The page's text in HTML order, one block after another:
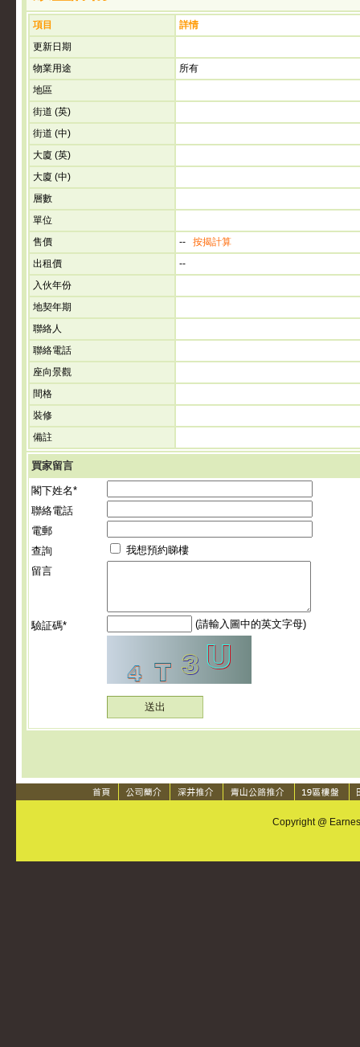
項目
詳情
更新日期
物業用途
所有
地區
街道 (英)
街道 (中)
大廈 (英)
大廈 (中)
層數
單位
售價
-- 按揭計算
出租價
--
入伙年份
地契年期
聯絡人
聯絡電話
座向景觀
間格
裝修
備註
買家留言
閣下姓名*
聯絡電話
電郵
查詢
我想預約睇樓
留言
驗証碼* (請輸入圖中的英文字母)
Copyright @